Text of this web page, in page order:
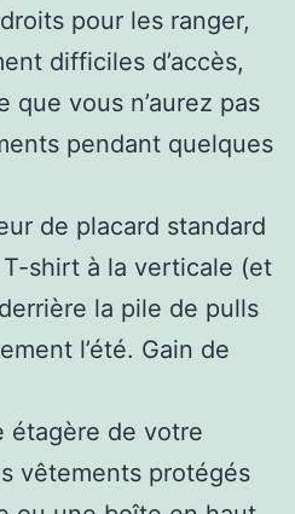
pour les ranger,
difficiles d’accès,
que vous n’aurez pas
pendant quelques
de placard standard
shirt à la verticale (et
la pile de pulls
l’été. Gain de
étagère de votre
vêtements protégés